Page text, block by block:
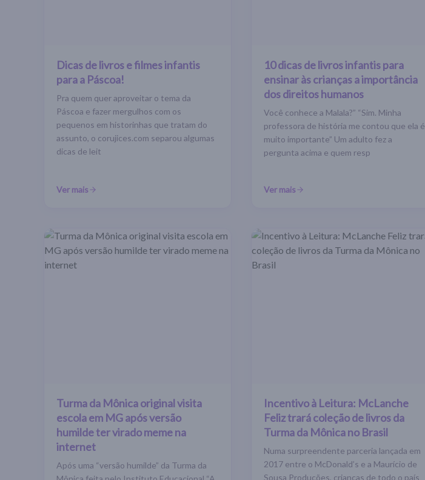
Dicas de livros e filmes infantis
para a Páscoa!
Pra quem quer aproveitar o tema da
Páscoa e fazer mergulhos com os
pequenos em historinhas que tratam do
assunto, o corujices.com separou algumas
dicas de leit
Ver mais
10 dicas de livros infantis para
ensinar às crianças a importância
dos direitos humanos
Você conhece a Malala?” “Sim. Minha
professora de história me contou que ela é
muito importante” Um adulto fez a
pergunta acima e quem resp
Ver mais
Turma da Mônica original visita
escola em MG após versão
humilde ter virado meme na
internet
Após uma “versão humilde” da Turma da
Incentivo à Leitura: McLanche
Feliz trará coleção de livros da
Turma da Mônica no Brasil
Numa surpreendente parceria lançada em
2017 entre o McDonald’s e a Maurício de
Sousa Produções, crianças de todo o país